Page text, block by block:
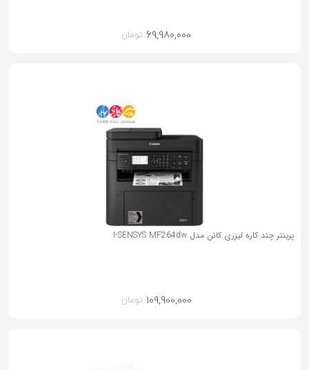
تومان 69,980,000
پرینتر چند کاره لیزری کانن مدل I-SENSYS MF264dw
تومان 109,900,000